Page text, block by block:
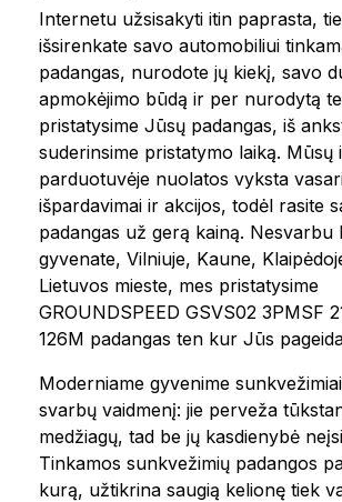
Internetu užsisakyti itin paprasta,
išsirenkate savo automobiliui
padangas, nurodote jų kiekį, savo
apmokėjimo būdą ir per nurodytą
pristatysime Jūsų padangas, iš
suderinsime pristatymo laiką. Mūsų
parduotuvėje nuolatos vyksta
išpardavimai ir akcijos, todėl rasite
padangas už gerą kainą. Nesvarbu
gyvenate, Vilniuje, Kaune,
Lietuvos mieste, mes pristatysime
GROUNDSPEED GSVS02 3PMSF
126M padangas ten kur Jūs
Moderniame gyvenime
svarbų vaidmenį: jie perveža
medžiagų, tad be jų kasdienybė
Tinkamos sunkvežimių padangos
kurą, užtikrina saugią kelionę tiek